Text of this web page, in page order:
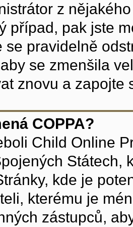
z
případ, pak jste
se pravidelně
se zmenšila
znovu a zapojte
COPPA?
Child Online
Státech,
kde je
kterému je
zástupců,